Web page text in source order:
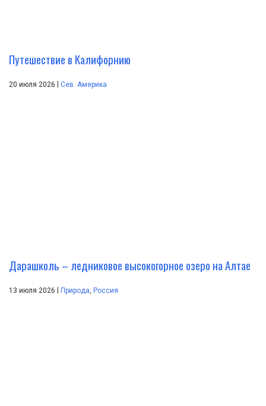
Путешествие в Калифорнию
20 июля 2026 | Сев. Америка
Дарашколь – ледниковое высокогорное озеро на Алтае
13 июля 2026 | Природа Россия